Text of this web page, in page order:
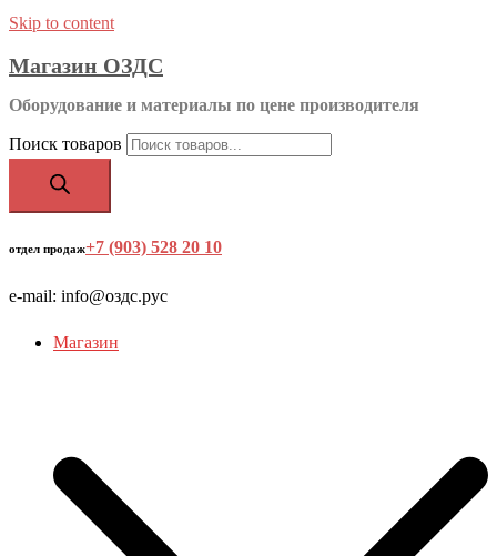
Skip to content
Магазин ОЗДС
Оборудование и материалы по цене производителя
Поиск товаров
отдел продаж+7 (903) 528 20 10
e-mail: info@оздс.рус
Магазин